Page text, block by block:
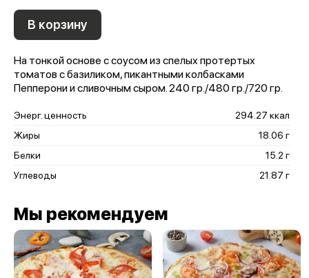
В корзину
На тонкой основе с соусом из спелых протертых
томатов с базиликом, пикантными колбасками
Пепперони и сливочным сыром. 240 гр./480 гр./720 гр.
Энерг. ценность
294.27 ккал
Жиры
18.06 г
Белки
15.2 г
Углеводы
21.87 г
Мы рекомендуем